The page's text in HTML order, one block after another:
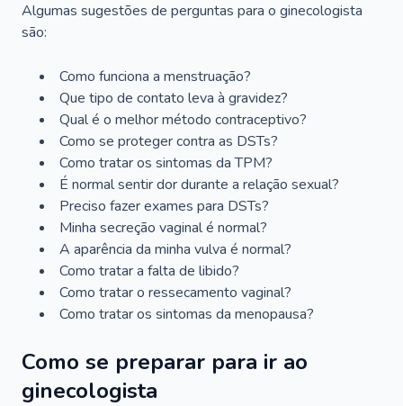
Algumas sugestões de perguntas para o ginecologista
são:
Como funciona a menstruação?
Que tipo de contato leva à gravidez?
Qual é o melhor método contraceptivo?
Como se proteger contra as DSTs?
Como tratar os sintomas da TPM?
É normal sentir dor durante a relação sexual?
Preciso fazer exames para DSTs?
Minha secreção vaginal é normal?
A aparência da minha vulva é normal?
Como tratar a falta de libido?
Como tratar o ressecamento vaginal?
Como tratar os sintomas da menopausa?
Como se preparar para ir ao
ginecologista